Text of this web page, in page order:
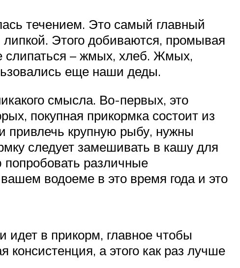
течением. Это самый главный
Этого добиваются, промывая
слипаться – жмых, хлеб. Жмых,
еще наши деды.
смысла. Во-первых, это
покупная прикормка состоит из
привлечь крупную рыбу, нужны
следует замешивать в кашу для
попробовать различные
водоеме в это время года и это
в прикорм, главное чтобы
а этого как раз лучше